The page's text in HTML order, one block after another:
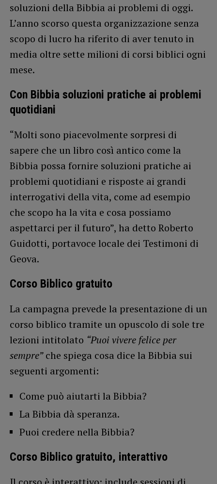
soluzioni della Bibbia ai problemi di oggi.
L’anno scorso questa organizzazione senza
scopo di lucro ha riferito di aver tenuto in
media oltre sette milioni di corsi biblici ogni
mese.
Con Bibbia soluzioni pratiche ai problemi
quotidiani
“Molti sono piacevolmente sorpresi di
sapere che un libro così antico come la
Bibbia possa fornire soluzioni pratiche ai
problemi quotidiani e risposte ai grandi
interrogativi della vita, come ad esempio
che scopo ha la vita e cosa possiamo
aspettarci per il futuro”, ha detto Roberto
Guidotti, portavoce locale dei Testimoni di
Geova.
Corso Biblico gratuito
La campagna prevede la presentazione di un
corso biblico tramite un opuscolo di sole tre
lezioni intitolato “Puoi vivere felice per
sempre”che spiega cosa dice la Bibbia sui
seguenti argomenti:
Come può aiutarti la Bibbia?
La Bibbia dà speranza.
Puoi credere nella Bibbia?
Corso Biblico gratuito, interattivo